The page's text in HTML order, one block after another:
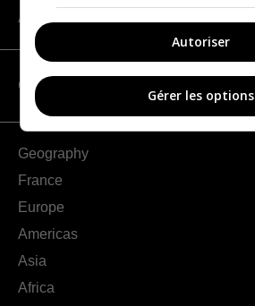
About us
CATEGORIES
Geography
France
Europe
Americas
Asia
Africa
Autoriser
Gérer les options